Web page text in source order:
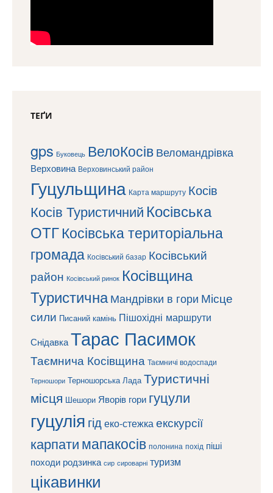
ТЕҐИ
gps Буковець ВелоКосів Веломандрівка
Верховина Верховинський район
Гуцульщина Карта маршруту Косів
Косів Туристичний Косівська
ОТГКосівська територіальна
громада Косівський базар Косівський
район Косівський ринок Косівщина
Туристична Мандрівки в гори Місце
сили Писаний камінь Пішохідні маршрути
СнідавкаТарас Пасимок
Таємнича Косівщина Таємничі водоспади
Терношори Терношорська Лада Туристичні
місця Шешори Яворів гори гуцули
гуцулія гідеко-стежкаекскурсії
карпатимапакосів полонина похід піші
походи родзинка сир сироварні туризм
цікавинки